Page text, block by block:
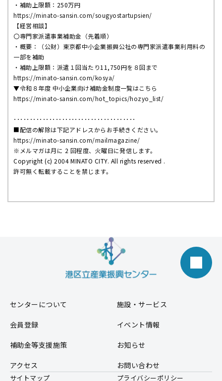
・補助上限額： 250万円
https://minato-sansin.com/sougyostartupsien/
【経営相談】
〇専門家派遣事業補助金（先着順）
・概要：（公財）東京都中小企業振興公社の専門家派遣事業利用料の
一部を補助
・補助上限額：派遣１回当たり11,750円を８回まで
https://minato-sansin.com/kosya/
▼令和８年度 中小企業向け補助金制度一覧はこちら
https://minato-sansin.com/hot_topics/hozyo_list/
･･････････････････････････････････････
■配信の解除は下記アドレスからお手続きください。
https://minato-sansin.com/mailmagazine/
※ メルマガは月に 2 回程度、火曜日に発信します。
Copyright (c) 2004 MINATO CITY. All rights reserved .
許可無く転載することを禁じます。
センターについて 施設・サービス
会員登録 イベント情報
補助金等支援施策 お知らせ
アクセス お問い合わせ
サイトマップ プライバシーポリシー